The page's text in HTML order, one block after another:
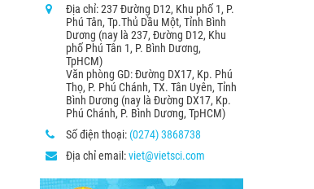
Địa chỉ: 237 Đường D12, Khu phố 1, P.
Phú Tân, Tp.Thủ Dầu Một, Tỉnh Bình
Dương (nay là 237, Đường D12, Khu
phố Phú Tân 1, P. Bình Dương,
TpHCM)
Văn phòng GD: Đường DX17, Kp. Phú
Thọ, P. Phú Chánh, TX. Tân Uyên, Tỉnh
Bình Dương (nay là Đường DX17, Kp.
Phú Chánh, P. Bình Dương, TpHCM)
Số điện thoại: (0274) 3868738
Địa chỉ email:viet@vietsci.com